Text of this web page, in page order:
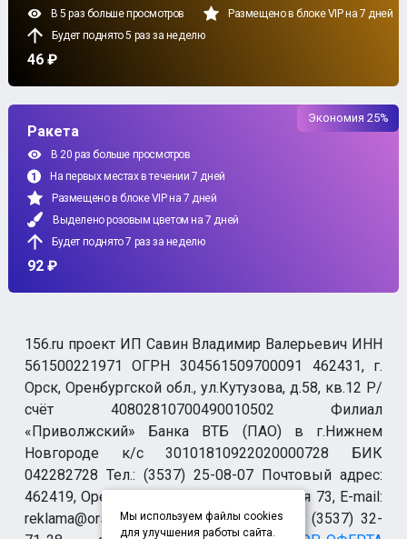
В 5 раз больше просмотров
Размещено в блоке VIP на 7 дней
Будет поднято 5 раз за неделю
46 ₽
Ракета
В 20 раз больше просмотров
На первых местах в течении 7 дней
Размещено в блоке VIP на 7 дней
Выделено розовым цветом на 7 дней
Будет поднято 7 раз за неделю
92 ₽
Экономия 25%
156.ru проект ИП Савин Владимир Валерьевич ИНН
561500221971 ОГРН 304561509700091 462431, г.
Орск, Оренбургской обл., ул.Кутузова, д.58, кв.12 Р/
счёт 40802810700490010502 Филиал
«Приволжский» Банка ВТБ (ПАО) в г.Нижнем
Новгороде к/с 30101810922020000728 БИК
042282728 Тел.: (3537) 25-08-07 Почтовый адрес:
462419, Оренбургская обл., г. Орск-19 а/я 73, E-mail:
reklama@orsk.ru ТЕЛЕФОН МОДЕРАЦИИ (3537) 32-
Мы используем файлы cookies
для улучшения работы сайта.